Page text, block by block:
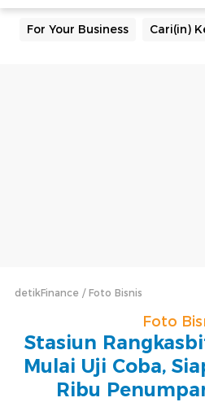
For Your Business Cari(in)
detikFinance Foto Bisnis
Foto
Stasiun
Mulai Uji Coba,
Ribu